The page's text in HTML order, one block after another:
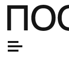
Главные мемы